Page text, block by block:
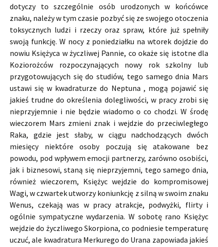
dotyczy to szczególnie osób urodzonych w końcówce
znaku, należy w tym czasie pozbyć się ze swojego otoczenia
toksycznych ludzi i rzeczy oraz spraw, które już spełniły
swoją funkcję. W nocy z poniedziałku na wtorek dojdzie do
nowiu Księżyca w życzliwej Pannie, co okaże się istotne dla
Koziorożców rozpoczynających nowy rok szkolny lub
przygotowujących się do studiów, tego samego dnia Mars
ustawi się w kwadraturze do Neptuna , mogą pojawić się
jakieś trudne do określenia dolegliwości, w pracy zrobi się
nieprzyjemnie i nie będzie wiadomo o co chodzi. W środę
wieczorem Mars zmieni znak i wejdzie do przeciwległego
Raka, gdzie jest słaby, w ciągu nadchodzących dwóch
miesięcy niektóre osoby poczują się atakowane bez
powodu, pod wpływem emocji partnerzy, zarówno osobiści,
jak i biznesowi, staną się nieprzyjemni, tego samego dnia,
również wieczorem, Księżyc wejdzie do kompromisowej
Wagi, w czwartek utworzy koniunkcję z silną w swoim znaku
Wenus, czekają was w pracy atrakcje, podwyżki, flirty i
ogólnie sympatyczne wydarzenia. W sobotę rano Księżyc
wejdzie do życzliwego Skorpiona, co podniesie temperaturę
uczuć, ale kwadratura Merkurego do Urana zapowiada jakieś